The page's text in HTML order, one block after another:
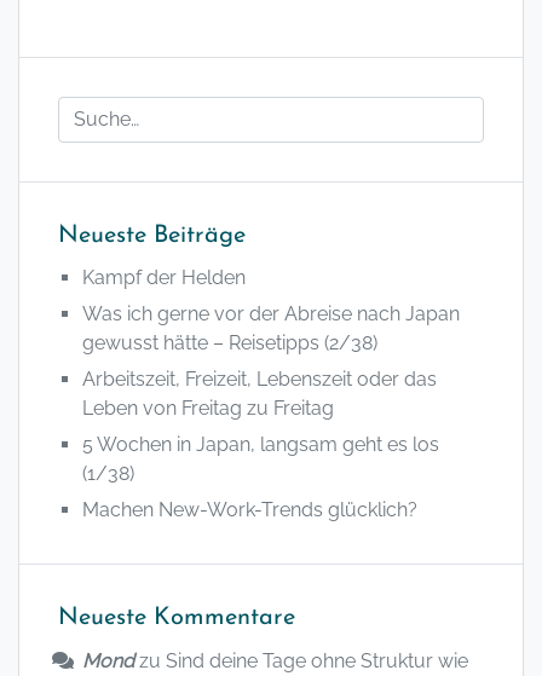
Neueste Beiträge
Kampf der Helden
Was ich gerne vor der Abreise nach Japan
gewusst hätte – Reisetipps (2/38)
Arbeitszeit, Freizeit, Lebenszeit oder das
Leben von Freitag zu Freitag
5 Wochen in Japan, langsam geht es los
(1/38)
Machen New-Work-Trends glücklich?
Neueste Kommentare
Mondzu Sind deine Tage ohne Struktur wie